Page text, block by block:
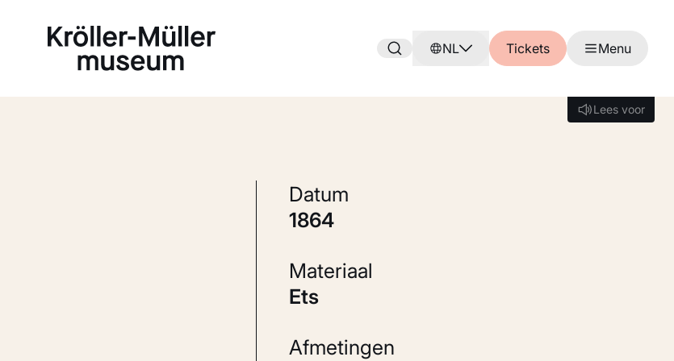
NL Tickets Menu
Lees voor
Lees voor
Datum
1864
Materiaal
Ets
Afmetingen